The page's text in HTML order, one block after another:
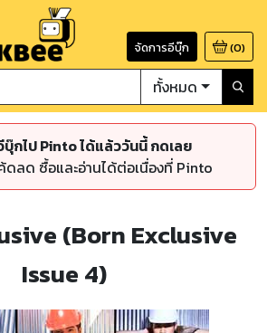
จัดการอีบุ๊ก (0)
ทั้งหมด
บุ๊กไป Pinto ได้แล้ววันนี้ กดเลย
ดลด ซื้อและอ่านได้ต่อเนื่องที่ Pinto
(Born Exclusive
Issue 4)